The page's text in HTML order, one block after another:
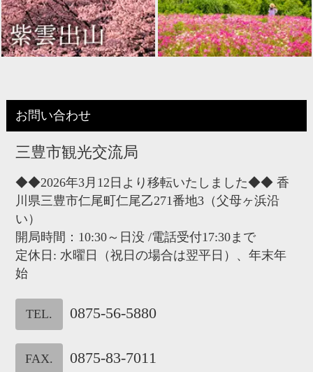
お問い合わせ
三豊市観光交流局
◆◆2026年3月12日より移転いたしました◆◆ 香
川県三豊市仁尾町仁尾乙271番地3（父母ヶ浜沿
い）
開局時間：10:30～日没 /電話受付17:30まで
定休日: 水曜日（祝日の場合は翌平日）、年末年
始
TEL. 0875-56-5880
FAX. 0875-83-7011